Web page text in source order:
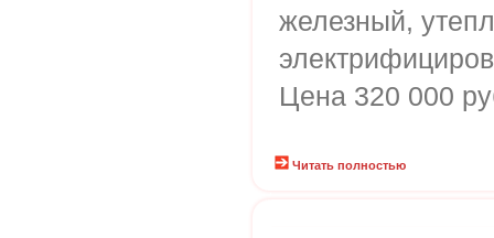
железный,
Цена 320 000
Читать полностью